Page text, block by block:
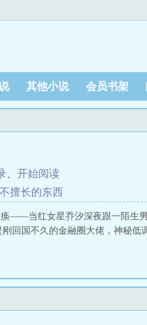
其他小说 会员书架
开始阅读
擅长的东西
痪——当红女星乔汐深夜跟一陌生
回国不久的金融圈大佬，神秘低